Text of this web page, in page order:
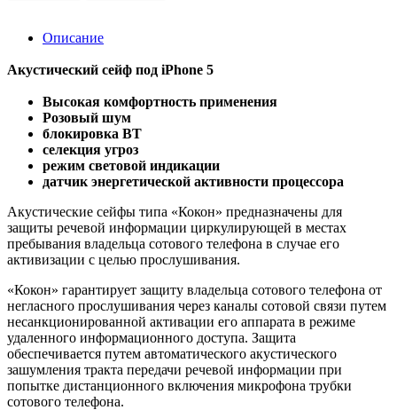
Описание
Акустический сейф под iPhone 5
Высокая комфортность применения
Розовый шум
блокировка BT
селекция угроз
режим световой индикации
датчик энергетической активности процессора
Акустические сейфы типа «Кокон» предназначены для
защиты речевой информации циркулирующей в местах
пребывания владельца сотового телефона в случае его
активизации с целью прослушивания.
«Кокон» гарантирует защиту владельца сотового телефона от
негласного прослушивания через каналы сотовой связи путем
несанкционированной активации его аппарата в режиме
удаленного информационного доступа. Защита
обеспечивается путем автоматического акустического
зашумления тракта передачи речевой информации при
попытке дистанционного включения микрофона трубки
сотового телефона.